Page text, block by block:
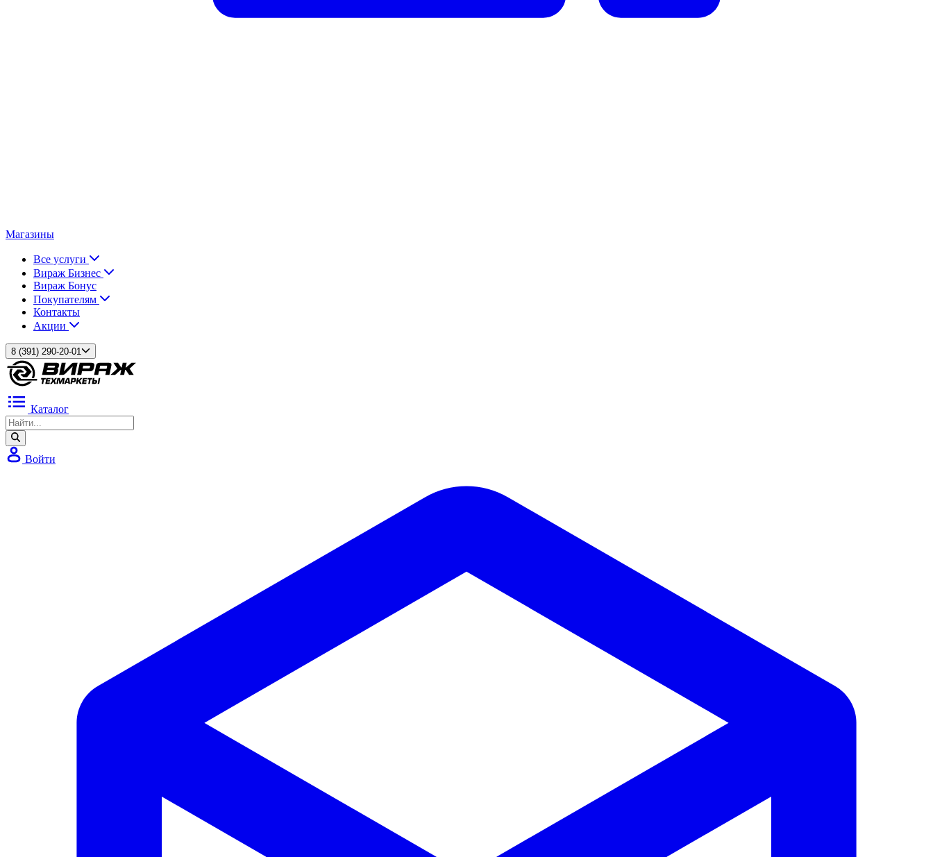
Магазины
Все услуги
Вираж Бизнес
Вираж Бонус
Покупателям
Контакты
Акции
8 (391) 290-20-01
Каталог
Войти